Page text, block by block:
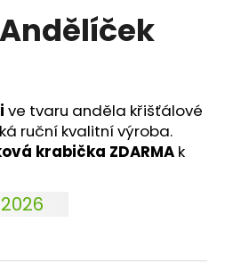
ve tvaru anděla křišťálové
ruční kvalitní výroba.
krabička ZDARMA k